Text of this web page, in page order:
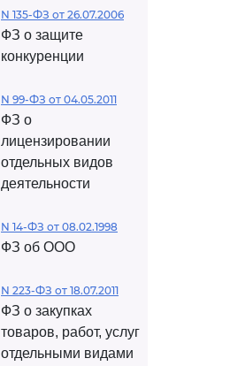
N 135-ФЗ от 26.07.2006
ФЗ о защите
конкуренции
N 99-ФЗ от 04.05.2011
ФЗ о
лицензировании
отдельных видов
деятельности
N 14-ФЗ от 08.02.1998
ФЗ об ООО
N 223-ФЗ от 18.07.2011
ФЗ о закупках
товаров, работ, услуг
отдельными видами